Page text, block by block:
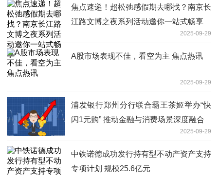
焦点速递！超松弛感假期去哪找？南京长
江路文博之夜系列活动邀你一站式畅享
2025-09-29
A股市场表现不佳，看空为主 焦点热讯
2025-09-29
浦发银行郑州分行联合霸王茶姬举办“快
闪1元购” 推动金融与消费场景深度融合
2025-09-29
中铁诺德成功发行持有型不动产资产支持
专项计划 规模25.6亿元